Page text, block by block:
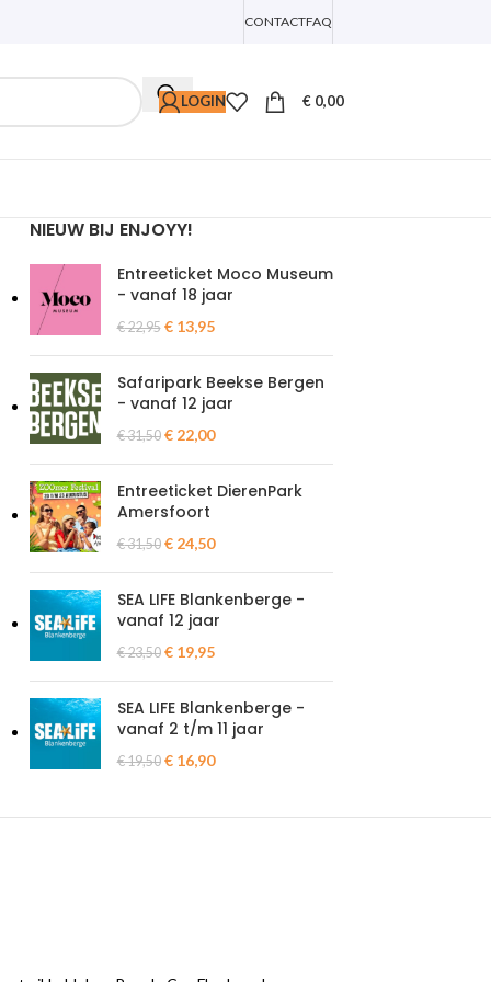
CONTACTFAQ
LOGIN € 0,00
NIEUW BIJ ENJOYY!
Entreeticket Moco Museum
- vanaf 18 jaar
€22,95 €13,95
Safaripark Beekse Bergen
- vanaf 12 jaar
€31,50 €22,00
Entreeticket DierenPark
Amersfoort
€31,50 €24,50
SEA LIFE Blankenberge -
vanaf 12 jaar
€23,50 €19,95
SEA LIFE Blankenberge -
vanaf 2 t/m 11 jaar
€19,50 €16,90